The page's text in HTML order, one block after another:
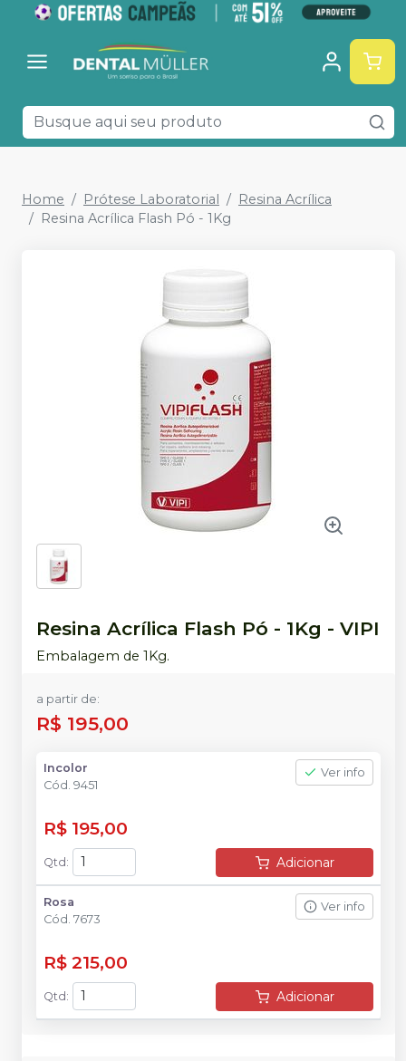
Home Prótese Laboratorial
Resina Acrílica
Resina Acrílica Flash Pó - 1Kg
Resina Acrílica Flash Pó - 1Kg - VIPI
Embalagem de 1Kg.
a partir de:
R$ 195,00
Incolor
Cód. 9451
Ver info
R$ 195,00
Qtd : Adicionar
Rosa
Cód. 7673
Ver info
R$ 215,00
Qtd : Adicionar